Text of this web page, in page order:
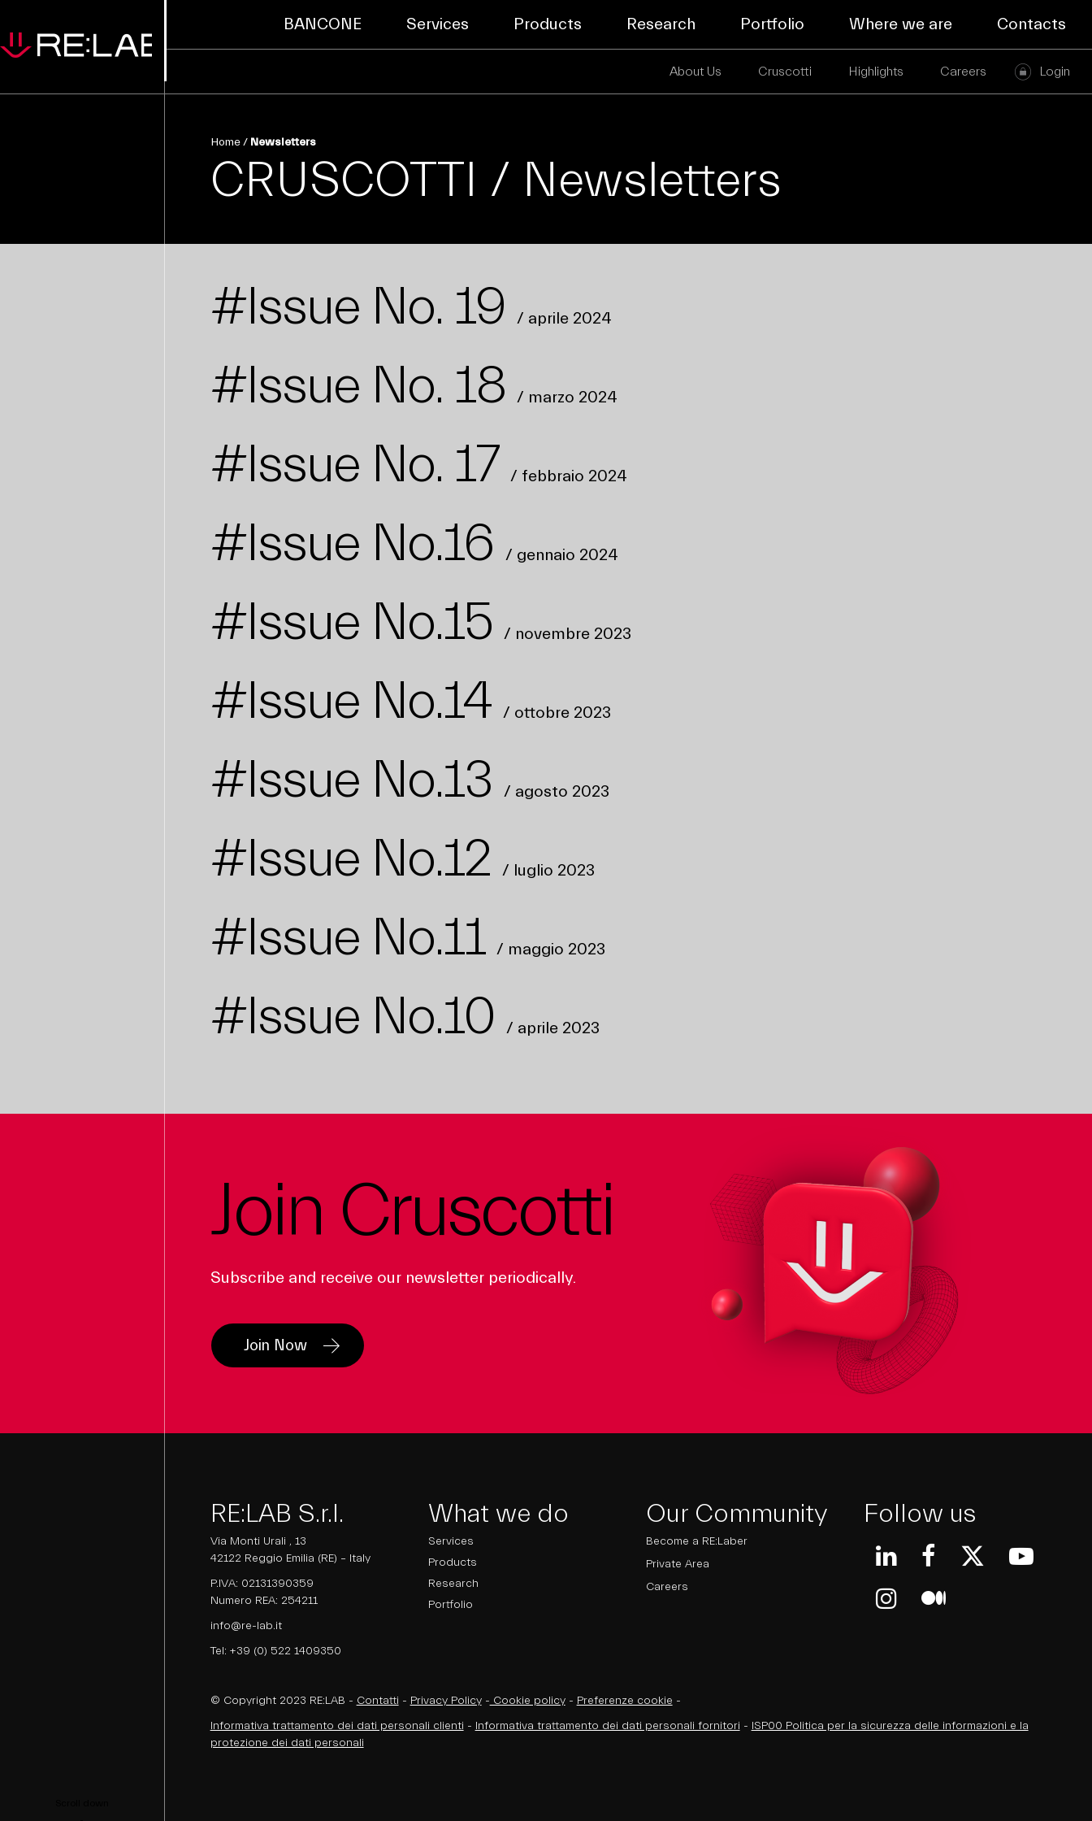
BANCONE Services Products Research Portfolio Where we are Contacts
About Us Cruscotti Highlights Careers Login
Home/ Newsletters
CRUSCOTTI / Newsletters
#Issue No. 19 / aprile 2024
#Issue No. 18 / marzo 2024
#Issue No. 17 / febbraio 2024
#Issue No.16 / gennaio 2024
#Issue No.15 / novembre 2023
#Issue No.14 / ottobre 2023
#Issue No.13 / agosto 2023
#Issue No.12 / luglio 2023
#Issue No.11 / maggio 2023
#Issue No.10 / aprile 2023
Join Cruscotti
Subscribe and receive our newsletter periodically.
Join Now
RE:LAB S.r.l.
Via Monti Urali , 13
42122 Reggio Emilia (RE) – Italy
P.IVA: 02131390359
Numero REA: 254211
info@re-lab.it
Tel: +39 (0) 522 1409350
What we do
Services
Products
Research
Portfolio
Our Community
Become a RE:Laber
Private Area
Careers
Follow us
© Copyright 2023 RE:LAB - Contatti - Privacy Policy- Cookie policy- Preferenze cookie -
Informativa trattamento dei dati personali clienti - Informativa trattamento dei dati personali fornitori - ISP00 Politica per la sicurezza delle informazioni e la
protezione dei dati personali